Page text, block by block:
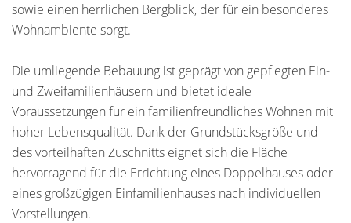
sowie einen herrlichen Bergblick, der für ein besonderes
Wohnambiente sorgt.
Die umliegende Bebauung ist geprägt von gepflegten Ein-
und Zweifamilienhäusern und bietet ideale
Voraussetzungen für ein familienfreundliches Wohnen mit
hoher Lebensqualität. Dank der Grundstücksgröße und
des vorteilhaften Zuschnitts eignet sich die Fläche
hervorragend für die Errichtung eines Doppelhauses oder
eines großzügigen Einfamilienhauses nach individuellen
Vorstellungen.